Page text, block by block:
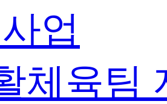
업
체육팀